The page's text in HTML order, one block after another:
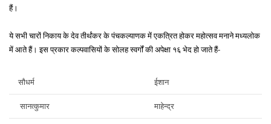
हैं।
ये सभी चारों निकाय के देव तीर्थंकर के पंचकल्याणक में एकत्रित होकर महोत्सव मनाने मध्यलोक
में आते हैं। इस प्रकार कल्पवासियों के सोलह स्वर्गों की अपेक्षा १६ भेद हो जाते हैं-
सौधर्म ईशान
सानत्कुमार माहेन्द्र